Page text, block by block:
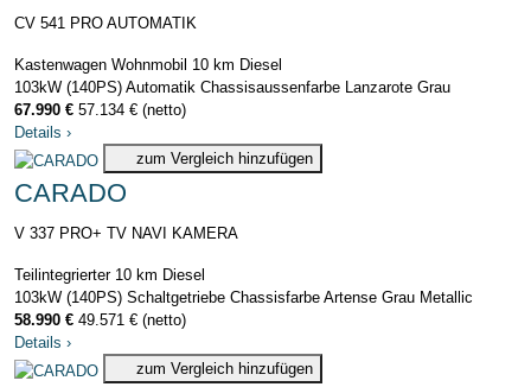
CV 541 PRO AUTOMATIK
Kastenwagen Wohnmobil 10 km Diesel
103kW (140PS) Automatik Chassisaussenfarbe Lanzarote Grau
67.990 € 57.134 € (netto)
Details ›
zum Vergleich hinzufügen
CARADO
V 337 PRO+ TV NAVI KAMERA
Teilintegrierter 10 km Diesel
103kW (140PS) Schaltgetriebe Chassisfarbe Artense Grau Metallic
58.990 € 49.571 € (netto)
Details ›
zum Vergleich hinzufügen